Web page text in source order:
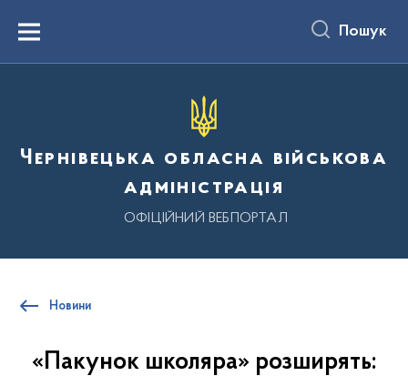
вмістуMenu Пошук
Чернівецька обласна військова
адміністрація
ОФІЦІЙНИЙ ВЕБПОРТАЛ
Новини
«Пакунок школяра» розширять: